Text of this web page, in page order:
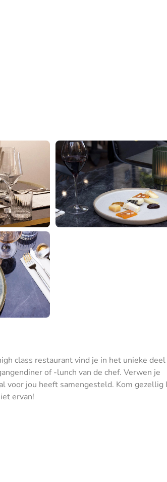
class restaurant vind je in het unieke deel
of -lunch van de chef. Verwen je
voor jou heeft samengesteld. Kom gezellig
ervan!